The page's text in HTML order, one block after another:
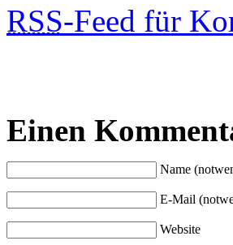
RSS-Feed für
Einen
Name
E-Mail
Website